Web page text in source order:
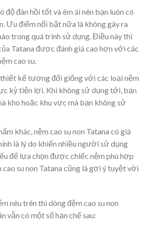
độ đàn hồi tốt và êm ái nên bạn luôn có
Ưu điểm nổi bật nữa là không gây ra
trong quá trình sử dụng. Điều này thì
Tatana được đánh giá cao hơn với các
cao su.
kế tương đối giống với các loại nệm
kỳ tiện lợi. Khi không sử dụng tới, bạn
kho hoặc khu vực mà bạn không sử
khác, nệm cao su non Tatana có giá
là lý do khiến nhiều người sử dụng
để lựa chọn được chiếc nệm phù hợp
cao su non Tatana cũng là gợi ý tuyệt vời
nêu trên thì dòng đệm cao su non
vẫn có một số hạn chế sau: